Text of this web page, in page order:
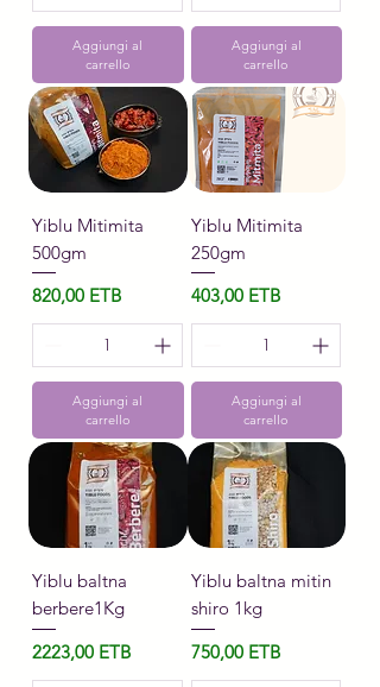
Aggiungi al
carrello
Aggiungi al
carrello
Yiblu Mitimita
500gm
Prezzo
820,00 ETB
Aggiungi al
carrello
Yiblu Mitimita
250gm
Prezzo
403,00 ETB
Aggiungi al
carrello
Yiblu baltna
berbere1Kg
Prezzo
2223,00 ETB
Yiblu baltna mitin
shiro 1kg
Prezzo
750,00 ETB